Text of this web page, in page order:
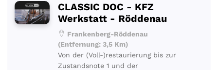
CLASSIC DOC - KFZ
Werkstatt - Röddenau
Frankenberg-Röddenau
(Entfernung: 3,5 Km)
Von der (Voll-)restaurierung bis zur
Zustandsnote 1 und der